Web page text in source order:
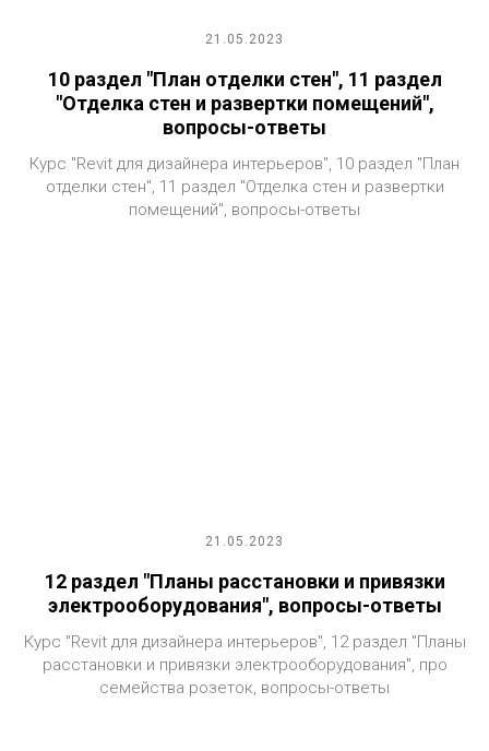
21.05.2023
10 раздел "План отделки стен", 11 раздел
"Отделка стен и развертки помещений",
вопросы-ответы
Курс "Revit для дизайнера интерьеров", 10 раздел "План
отделки стен", 11 раздел "Отделка стен и развертки
помещений", вопросы-ответы
21.05.2023
12 раздел "Планы расстановки и привязки
электрооборудования", вопросы-ответы
Курс "Revit для дизайнера интерьеров", 12 раздел "Планы
расстановки и привязки электрооборудования", про
семейства розеток, вопросы-ответы